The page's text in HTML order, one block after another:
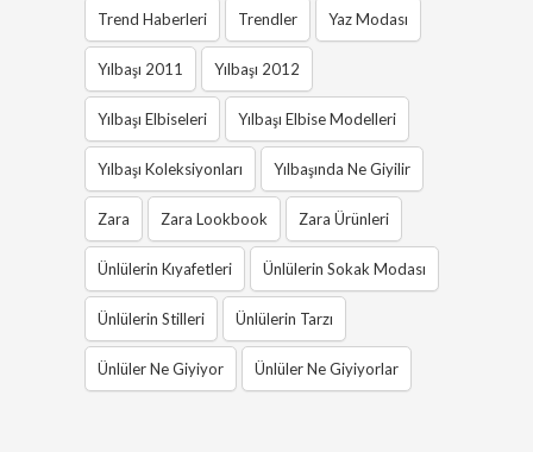
Trend Haberleri Trendler Yaz Modası
Yılbaşı 2011 Yılbaşı 2012
Yılbaşı Elbiseleri Yılbaşı Elbise Modelleri
Yılbaşı Koleksiyonları Yılbaşında Ne Giyilir
Zara Zara Lookbook Zara Ürünleri
Ünlülerin Kıyafetleri Ünlülerin Sokak Modası
Ünlülerin Stilleri Ünlülerin Tarzı
Ünlüler Ne Giyiyor Ünlüler Ne Giyiyorlar